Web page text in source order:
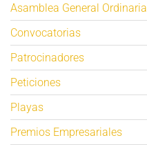
Asamblea General Ordinaria
Convocatorias
Patrocinadores
Peticiones
Playas
Premios Empresariales